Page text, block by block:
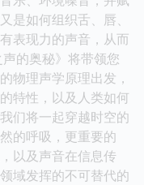
是如何组织舌、唇、
表现力的声音，从而
的奥秘》将带领您
物理声学原理出发，
特性，以及人类如何
们将一起穿越时空的
的呼吸，更重要的
以及声音在信息传
域发挥的不可替代的